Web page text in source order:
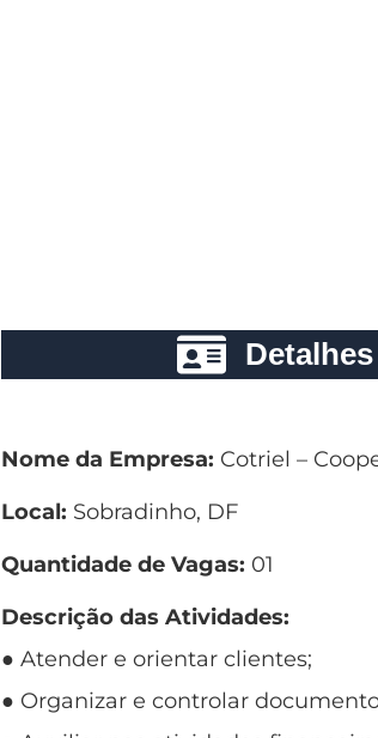
Nome da Empresa: Cotriel –
Local: Sobradinho, DF
Quantidade de Vagas: 01
Descrição das Atividades:
● Atender e orientar clientes;
● Organizar e controlar